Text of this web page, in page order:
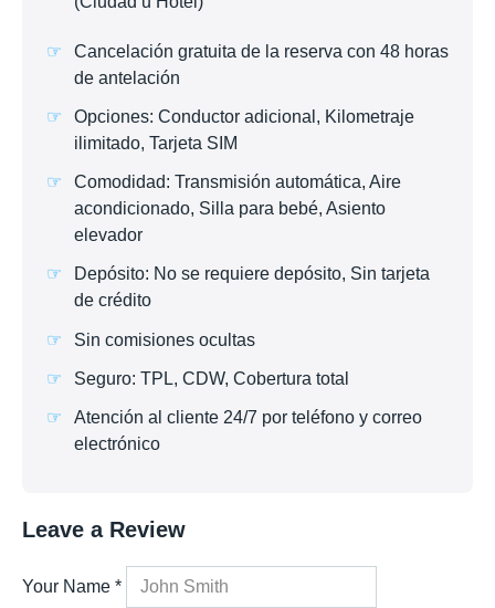
Cancelación gratuita de la reserva con 48 horas
de antelación
Opciones: Conductor adicional, Kilometraje
ilimitado, Tarjeta SIM
Comodidad: Transmisión automática, Aire
acondicionado, Silla para bebé, Asiento
elevador
Depósito: No se requiere depósito, Sin tarjeta
de crédito
Sin comisiones ocultas
Seguro: TPL, CDW, Cobertura total
Atención al cliente 24/7 por teléfono y correo
electrónico
Leave a Review
Your Name *